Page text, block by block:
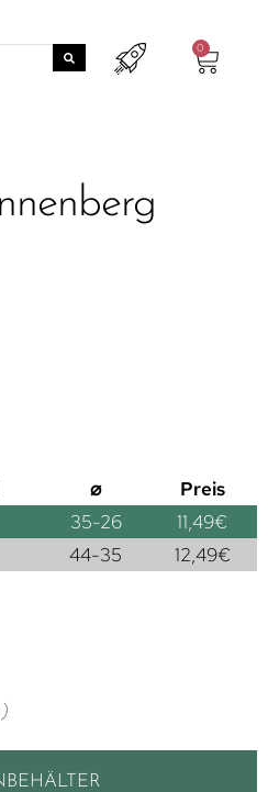
0
⌀
Preis
35-26 11,49€
44-35 12,49€